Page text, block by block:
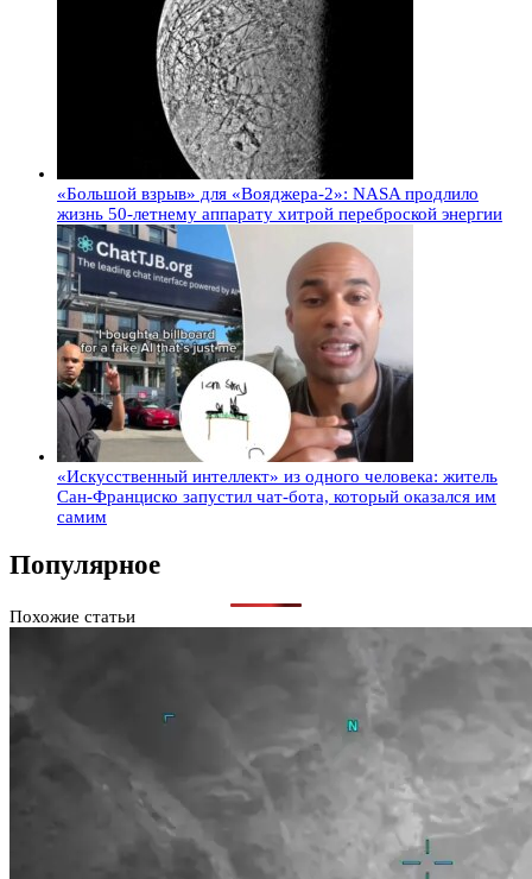
«Большой взрыв» для «Вояджера-2»: NASA продлило
жизнь 50-летнему аппарату хитрой переброской энергии
«Искусственный интеллект» из одного человека: житель
Сан-Франциско запустил чат-бота, который оказался им
самим
Популярное
Похожие статьи